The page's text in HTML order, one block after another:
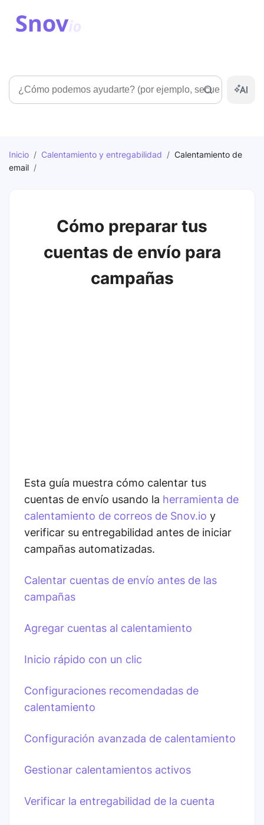
Búsqueda
Inicio / Calentamiento y entregabilidad / Calentamiento de
email /
Cómo preparar tus
cuentas de envío para
campañas
Esta guía muestra cómo calentar tus
cuentas de envío usando la herramienta de
calentamiento de correos de Snov.io y
verificar su entregabilidad antes de iniciar
campañas automatizadas.
Calentar cuentas de envío antes de las
campañas
Agregar cuentas al calentamiento
Inicio rápido con un clic
Configuraciones recomendadas de
calentamiento
Configuración avanzada de calentamiento
Gestionar calentamientos activos
Verificar la entregabilidad de la cuenta